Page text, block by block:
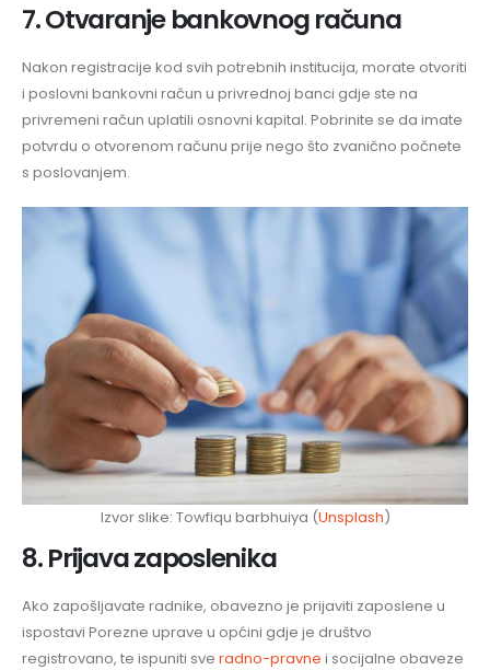
7. Otvaranje bankovnog računa
Nakon registracije kod svih potrebnih institucija, morate otvoriti
i poslovni bankovni račun u privrednoj banci gdje ste na
privremeni račun uplatili osnovni kapital. Pobrinite se da imate
potvrdu o otvorenom računu prije nego što zvanično počnete
s poslovanjem.
Izvor slike: Towfiqu barbhuiya (Unsplash)
8. Prijava zaposlenika
Ako zapošljavate radnike, obavezno je prijaviti zaposlene u
ispostavi Porezne uprave u općini gdje je društvo
registrovano, te ispuniti sve radno-pravne i socijalne obaveze